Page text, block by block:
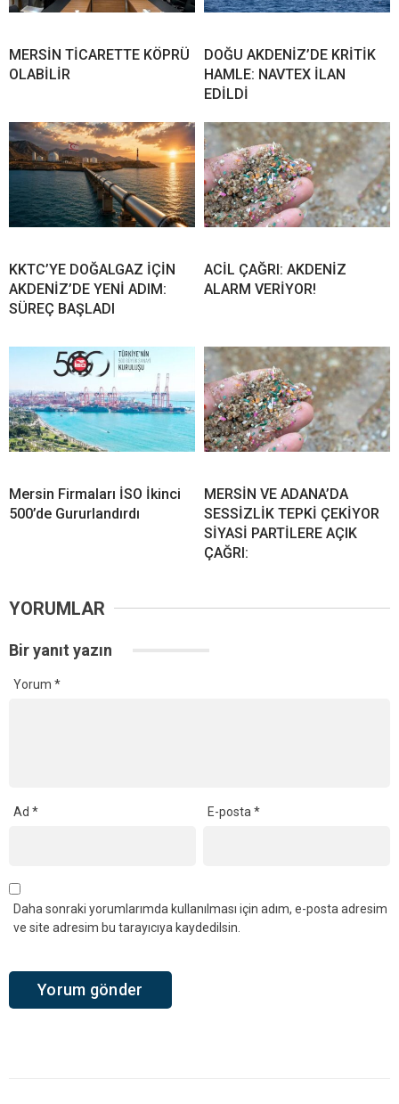
MERSİN TİCARETTE KÖPRÜ
OLABİLİR
DOĞU AKDENİZ’DE KRİTİK
HAMLE: NAVTEX İLAN
EDİLDİ
KKTC’YE DOĞALGAZ İÇİN
AKDENİZ’DE YENİ ADIM:
SÜREÇ BAŞLADI
ACİL ÇAĞRI: AKDENİZ
ALARM VERİYOR!
Mersin Firmaları İSO İkinci
500’de Gururlandırdı
MERSİN VE ADANA’DA
SESSİZLİK TEPKİ ÇEKİYOR
SİYASİ PARTİLERE AÇIK
ÇAĞRI:
YORUMLAR
Bir yanıt yazın
Yorum *
Ad * E-posta*
Daha sonraki yorumlarımda kullanılması için adım, e-posta adresim
ve site adresim bu tarayıcıya kaydedilsin.